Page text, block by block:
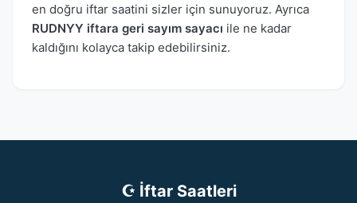
en doğru iftar saatini sizler için sunuyoruz. Ayrıca
RUDNYY iftara geri sayım sayacı ile ne kadar
kaldığını kolayca takip edebilirsiniz.
☪ İftar Saatleri